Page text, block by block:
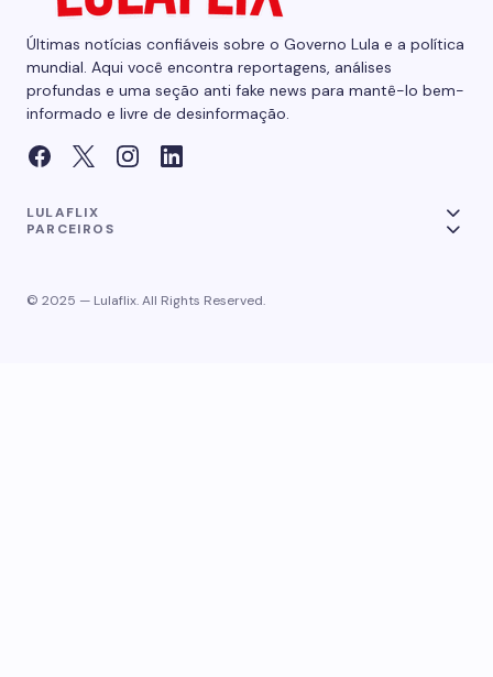
Últimas notícias confiáveis sobre o Governo Lula e a política
mundial. Aqui você encontra reportagens, análises
profundas e uma seção anti fake news para mantê-lo bem-
informado e livre de desinformação.
LULAFLIX
PARCEIROS
© 2025 — Lulaflix. All Rights Reserved.